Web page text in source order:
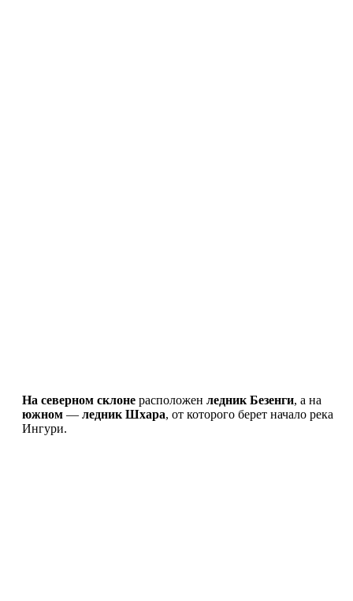
На северном склоне расположен ледник Безенги, а на
южном — ледник Шхара, от которого берет начало река
Ингури.